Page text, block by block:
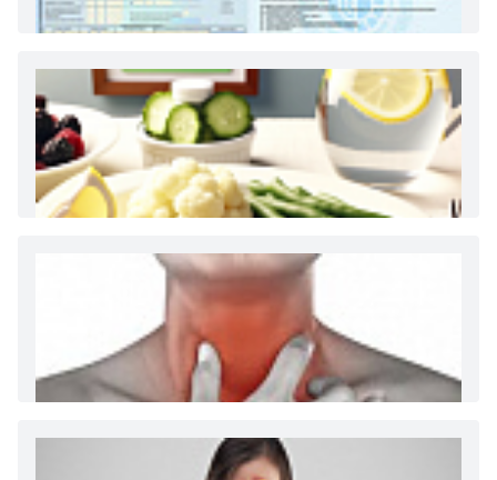
Как и сколько денег можно получить по
Диета 7 стол при заболеваниях почек (острый и